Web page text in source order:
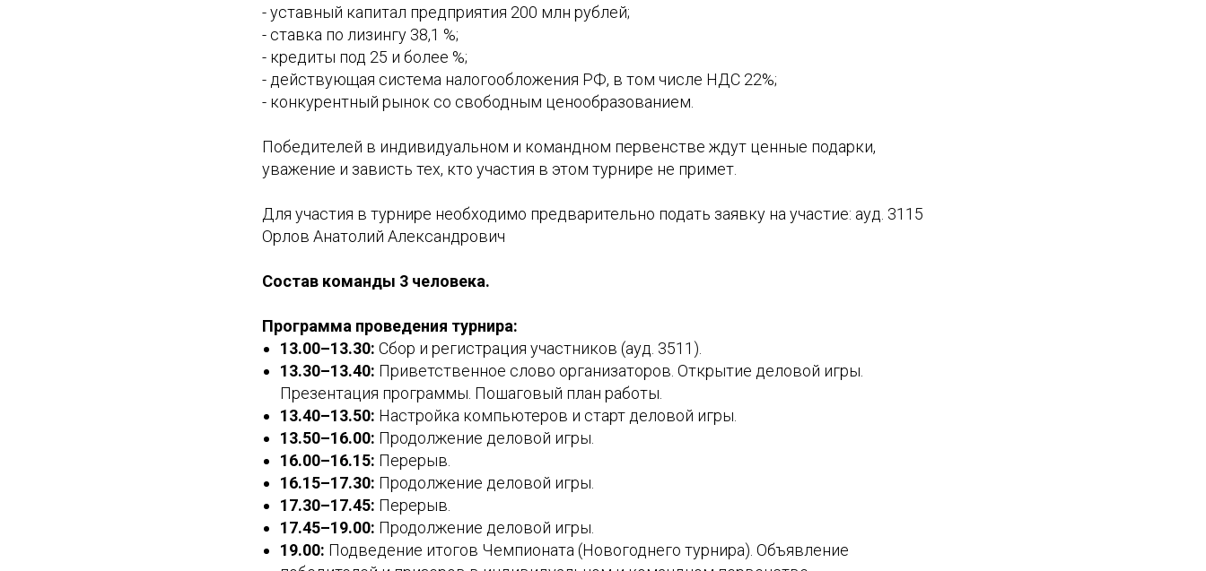
- уставный капитал предприятия 200 млн рублей;
- ставка по лизингу 38,1 %;
- кредиты под 25 и более %;
- действующая система налогообложения РФ, в том числе НДС 22%;
- конкурентный рынок со свободным ценообразованием.
Победителей в индивидуальном и командном первенстве ждут ценные подарки,
уважение и зависть тех, кто участия в этом турнире не примет.
Для участия в турнире необходимо предварительно подать заявку на участие: ауд. 3115
Орлов Анатолий Александрович
Состав команды 3 человека.
Программа проведения турнира:
13.00–13.30: Сбор и регистрация участников (ауд. 3511).
13.30–13.40: Приветственное слово организаторов. Открытие деловой игры.
Презентация программы. Пошаговый план работы.
13.40–13.50: Настройка компьютеров и старт деловой игры.
13.50–16.00: Продолжение деловой игры.
16.00–16.15: Перерыв.
16.15–17.30: Продолжение деловой игры.
17.30–17.45: Перерыв.
17.45–19.00: Продолжение деловой игры.
19.00: Подведение итогов Чемпионата (Новогоднего турнира). Объявление